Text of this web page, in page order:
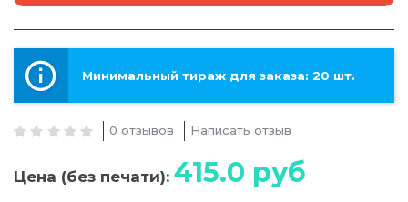
Минимальный тираж для заказа: 20 шт.
0 отзывов Написать отзыв
Цена (без печати): 415.0 руб